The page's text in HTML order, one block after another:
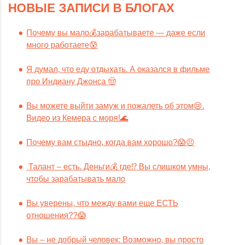
НОВЫЕ ЗАПИСИ В БЛОГАХ
Почему вы мало💰зарабатываете — даже если
много работаете😰
Я думал, что еду отдыхать. А оказался в фильме
про Индиану Джонса 🤠
Вы можете выйти замуж и пожалеть об этом😢.
Видео из Кемера с моря!🌊
Почему вам стыдно, когда вам хорошо?😱😣
Талант – есть. Деньги💰 где⁉️ Вы слишком умны,
чтобы зарабатывать мало
Вы уверены, что между вами еще ЕСТЬ
отношения??😱
Вы – не добрый человек: Возможно, вы просто